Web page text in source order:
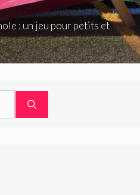
: un jeu pour petits et